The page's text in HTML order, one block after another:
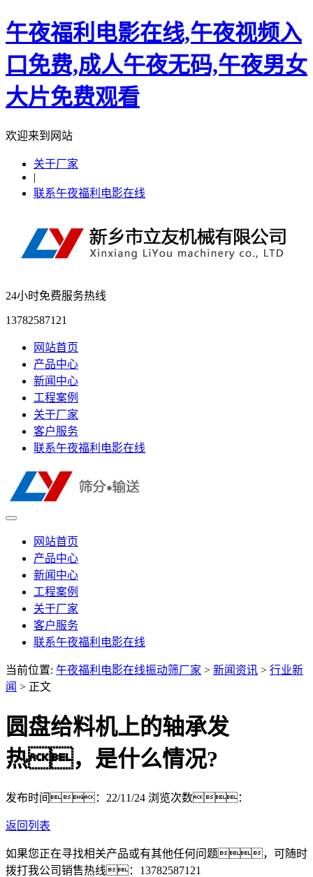
午夜福利电影在线,午夜视频入
口免费,成人午夜无码,午夜男女
大片免费观看
欢迎来到网站
关于厂家
|
联系午夜福利电影在线
24小时免费服务热线
13782587121
网站首页
产品中心
新闻中心
工程案例
关于厂家
客户服务
联系午夜福利电影在线
网站首页
产品中心
新闻中心
工程案例
关于厂家
客户服务
联系午夜福利电影在线
当前位置: 午夜福利电影在线振动筛厂家 > 新闻资讯 > 行业新
闻 > 正文
圆盘给料机上的轴承发
热，是什么情况?
发布时间：22/11/24 浏览次数：
返回列表
如果您正在寻找相关产品或有其他任何问题，可随时
拨打我公司销售热线： 13782587121